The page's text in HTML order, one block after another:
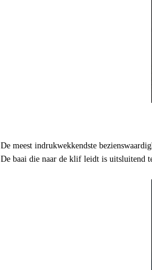
De meest indrukwekkendste
De baai die naar de klif leidt is uitsluitend